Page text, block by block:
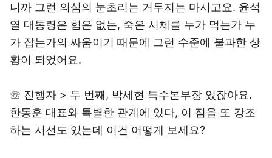
니까 그런 의심의 눈초리는 거두지는 마시고요. 윤석
열 대통령은 힘은 없는, 죽은 시체를 누가 먹는가 누
가 잡는가의 싸움이기 때문에 그런 수준에 불과한 상
황이 되었어요.
☏ 진행자 > 두 번째, 박세현 특수본부장 있잖아요.
한동훈 대표와 특별한 관계에 있다, 이 점을 또 강조
하는 시선도 있는데 이건 어떻게 보세요?